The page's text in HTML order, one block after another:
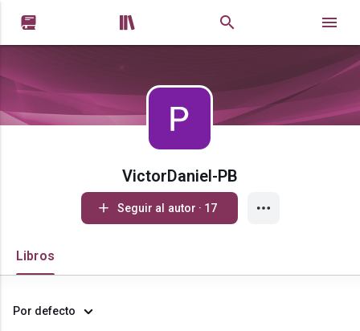
 
VictorDaniel-PB
Seguir al autor · 17
Libros
Por defecto